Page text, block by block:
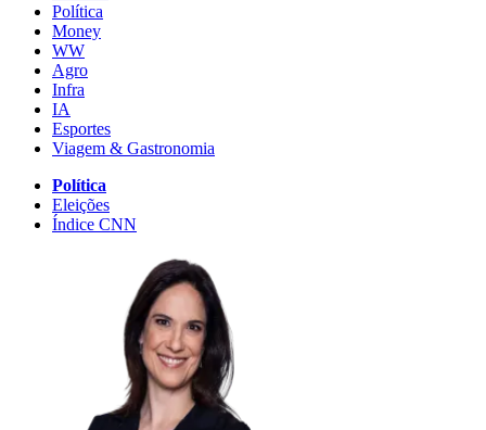
Política
Money
WW
Agro
Infra
IA
Esportes
Viagem & Gastronomia
Política
Eleições
Índice CNN